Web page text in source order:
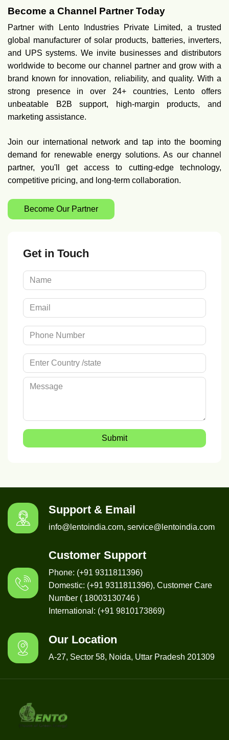
Become a Channel Partner Today
Partner with Lento Industries Private Limited, a trusted
global manufacturer of solar products, batteries, inverters,
and UPS systems. We invite businesses and distributors
worldwide to become our channel partner and grow with a
brand known for innovation, reliability, and quality. With a
strong presence in over 24+ countries, Lento offers
unbeatable B2B support, high-margin products, and
marketing assistance.
Join our international network and tap into the booming
demand for renewable energy solutions. As our channel
partner, you'll get access to cutting-edge technology,
competitive pricing, and long-term collaboration.
Become Our Partner
Get in Touch
Submit
Support & Email
info@lentoindia.com, service@lentoindia.com
Customer Support
Phone: (+91 9311811396)
Domestic: (+91 9311811396), Customer Care
Number ( 18003130746 )
International: (+91 9810173869)
Our Location
A-27, Sector 58, Noida, Uttar Pradesh 201309